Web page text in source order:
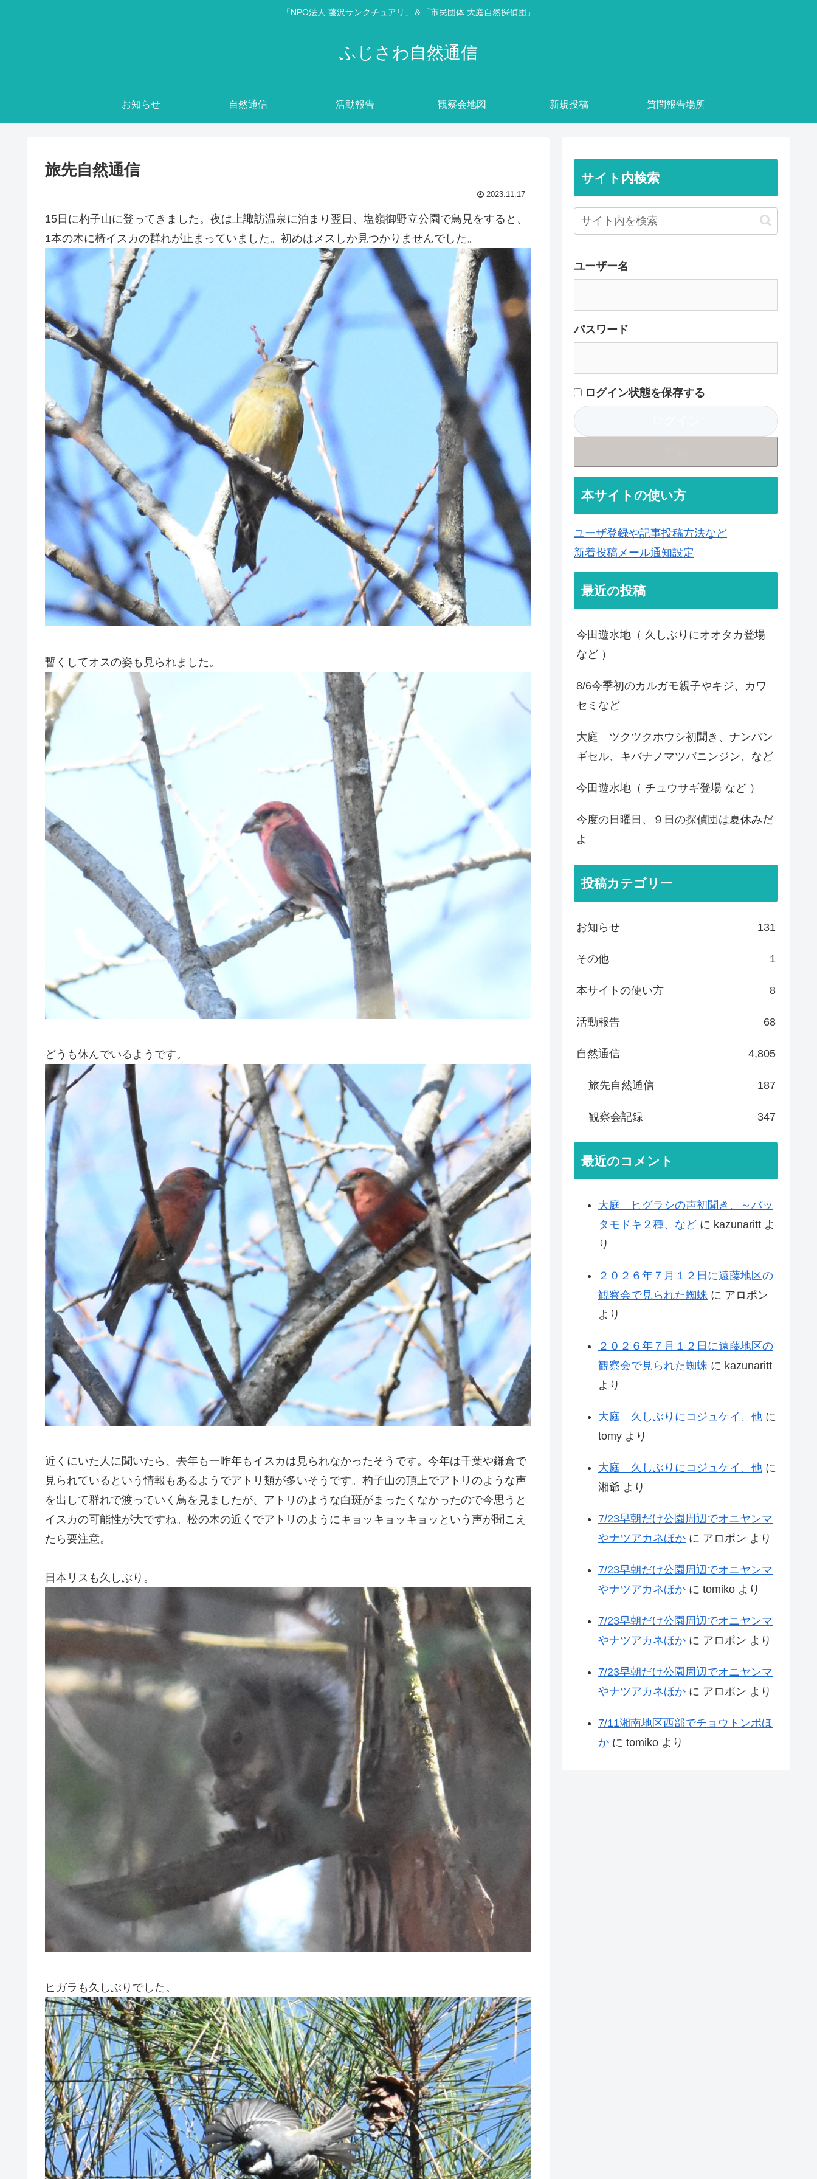
「NPO法人 藤沢サンクチュアリ」＆「市民団体 大庭自然探偵団」
ふじさわ自然通信
お知らせ 自然通信 活動報告 観察会地図 新規投稿 質問報告場所
旅先自然通信
2023.11.17
15日に杓子山に登ってきました。夜は上諏訪温泉に泊まり翌日、塩嶺御野立公園で鳥見をすると、
1本の木に椅イスカの群れが止まっていました。初めはメスしか見つかりませんでした。
暫くしてオスの姿も見られました。
どうも休んでいるようです。
近くにいた人に聞いたら、去年も一昨年もイスカは見られなかったそうです。今年は千葉や鎌倉で
見られているという情報もあるようでアトリ類が多いそうです。杓子山の頂上でアトリのような声
を出して群れで渡っていく鳥を見ましたが、アトリのような白斑がまったくなかったので今思うと
イスカの可能性が大ですね。松の木の近くでアトリのようにキョッキョッキョッという声が聞こえ
たら要注意。
日本リスも久しぶり。
ヒガラも久しぶりでした。
サイト内検索
ユーザー名
パスワード
ログイン状態を保存する
本サイトの使い方
ユーザ登録や記事投稿方法など
新着投稿メール通知設定
最近の投稿
今田遊水地（ 久しぶりにオオタカ登場
など ）
8/6今季初のカルガモ親子やキジ、カワ
セミなど
大庭 ツクツクホウシ初聞き、ナンバン
ギセル、キバナノマツバニンジン、など
今田遊水地（ チュウサギ登場 など ）
今度の日曜日、９日の探偵団は夏休みだ
よ
投稿カテゴリー
お知らせ 131
その他 1
本サイトの使い方 8
活動報告 68
自然通信 4,805
旅先自然通信 187
観察会記録 347
最近のコメント
大庭 ヒグラシの声初聞き、～バッ
タモドキ２種、など に kazunaritt よ
り
２０２６年７月１２日に遠藤地区の
観察会で見られた蜘蛛 に アロポン
より
２０２６年７月１２日に遠藤地区の
観察会で見られた蜘蛛 に kazunaritt
より
大庭 久しぶりにコジュケイ、他 に
tomy より
大庭 久しぶりにコジュケイ、他 に
湘爺 より
7/23早朝だけ公園周辺でオニヤンマ
やナツアカネほか に アロポン より
7/23早朝だけ公園周辺でオニヤンマ
やナツアカネほか に tomiko より
7/23早朝だけ公園周辺でオニヤンマ
やナツアカネほか に アロポン より
7/23早朝だけ公園周辺でオニヤンマ
やナツアカネほか に アロポン より
7/11湘南地区西部でチョウトンボほ
か に tomiko より